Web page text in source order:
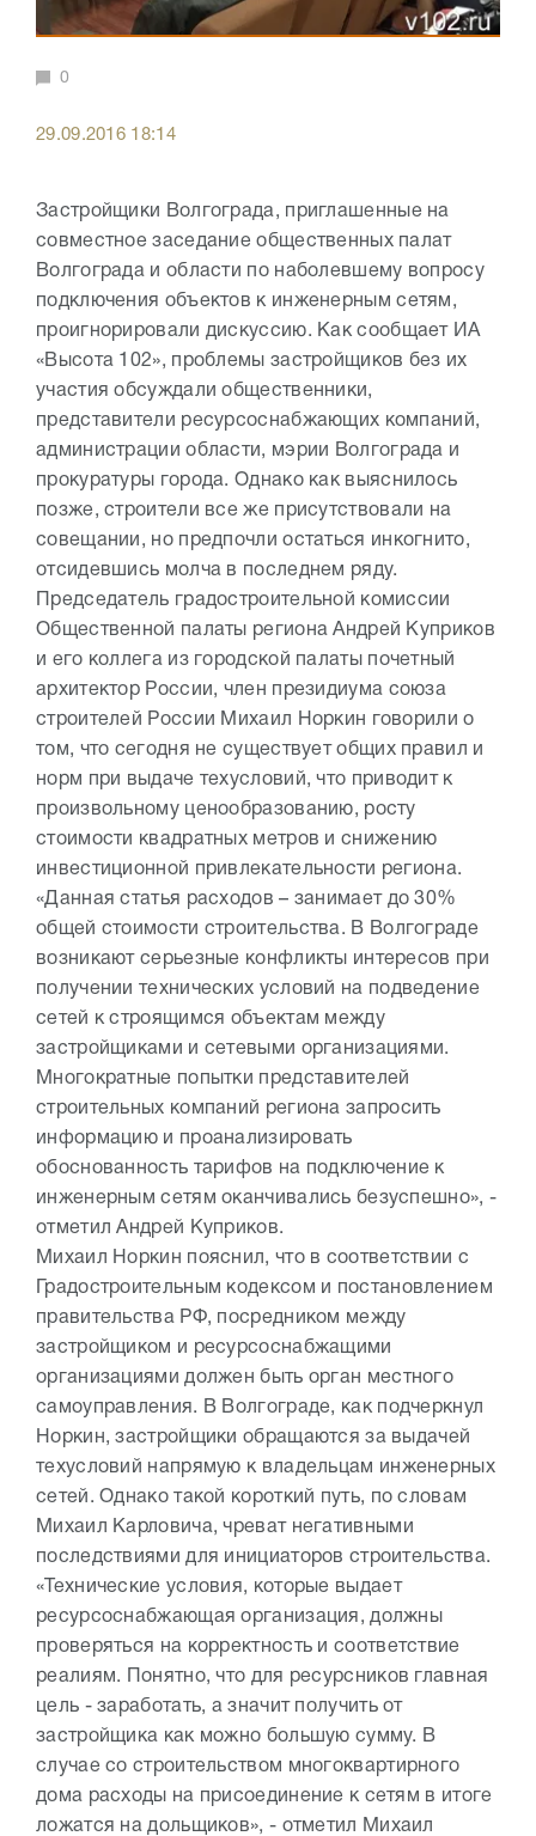
0
29.09.2016 18:14
Застройщики Волгограда, приглашенные на
совместное заседание общественных палат
Волгограда и области по наболевшему вопросу
подключения объектов к инженерным сетям,
проигнорировали дискуссию. Как сообщает ИА
«Высота 102», проблемы застройщиков без их
участия обсуждали общественники,
представители ресурсоснабжающих компаний,
администрации области, мэрии Волгограда и
прокуратуры города. Однако как выяснилось
позже, строители все же присутствовали на
совещании, но предпочли остаться инкогнито,
отсидевшись молча в последнем ряду.
Председатель градостроительной комиссии
Общественной палаты региона Андрей Куприков
и его коллега из городской палаты почетный
архитектор России, член президиума союза
строителей России Михаил Норкин говорили о
том, что сегодня не существует общих правил и
норм при выдаче техусловий, что приводит к
произвольному ценообразованию, росту
стоимости квадратных метров и снижению
инвестиционной привлекательности региона.
«Данная статья расходов – занимает до 30%
общей стоимости строительства. В Волгограде
возникают серьезные конфликты интересов при
получении технических условий на подведение
сетей к строящимся объектам между
застройщиками и сетевыми организациями.
Многократные попытки представителей
строительных компаний региона запросить
информацию и проанализировать
обоснованность тарифов на подключение к
инженерным сетям оканчивались безуспешно», -
отметил Андрей Куприков.
Михаил Норкин пояснил, что в соответствии с
Градостроительным кодексом и постановлением
правительства РФ, посредником между
застройщиком и ресурсоснабжащими
организациями должен быть орган местного
самоуправления. В Волгограде, как подчеркнул
Норкин, застройщики обращаются за выдачей
техусловий напрямую к владельцам инженерных
сетей. Однако такой короткий путь, по словам
Михаил Карловича, чреват негативными
последствиями для инициаторов строительства.
«Технические условия, которые выдает
ресурсоснабжающая организация, должны
проверяться на корректность и соответствие
реалиям. Понятно, что для ресурсников главная
цель - заработать, а значит получить от
застройщика как можно большую сумму. В
случае со строительством многоквартирного
дома расходы на присоединение к сетям в итоге
ложатся на дольщиков», - отметил Михаил